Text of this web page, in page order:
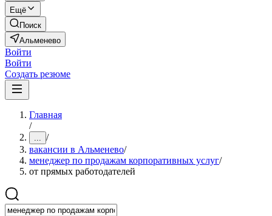
Ещё
Поиск
Альменево
Войти
Войти
Создать резюме
Главная
/
... /
вакансии в Альменево/
менеджер по продажам корпоративных услуг/
от прямых работодателей